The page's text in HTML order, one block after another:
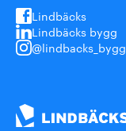
Lindbäcks
Lindbäcks bygg
@lindbacks_bygg